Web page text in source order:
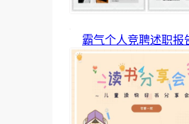
霸气个人竞聘述职报